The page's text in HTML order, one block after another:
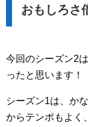
おもしろさ
今回のシーズン2
ったと思います！
シーズン1は、か
からテンポもよく